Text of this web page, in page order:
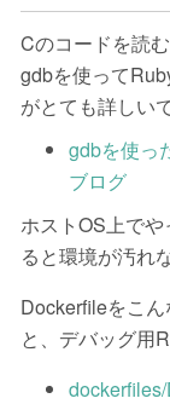
Cのコードを読
gdbを使って
がとても詳しい
gdbを使っ
ブログ
ホストOS上で
ると環境が汚れ
Dockerfileをこ
と、デバッグ用